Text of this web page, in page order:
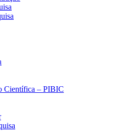
Científica – PIBIC